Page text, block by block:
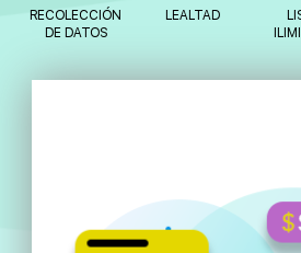
RECOLECCIÓN
DE DATOS
LEALTAD